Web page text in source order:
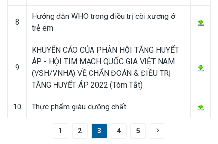
8
Hướng dẫn WHO trong điều trị còi xương ở
trẻ em
9
KHUYẾN CÁO CỦA PHÂN HỘI TĂNG HUYẾT
ÁP - HỘI TIM MẠCH QUỐC GIA VIỆT NAM
(VSH/VNHA) VỀ CHẨN ĐOÁN & ĐIỀU TRỊ
TĂNG HUYẾT ÁP 2022 (Tóm Tắt)
10 Thực phẩm giàu dưỡng chất
1 2 3 4 5